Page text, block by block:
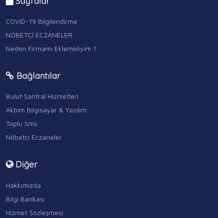
COVID-19 Bilgilendirme
NÖBETÇİ ECZANELER
Neden Firmamı Eklemeliyim ?
Bağlantılar
Bulut Santral Hizmetleri
Akbim Bilgisayar & Yazılım
Toplu Sms
Nöbetçi Eczaneler
Diğer
Hakkımızda
Bilgi Bankası
Hizmet Sözleşmesi